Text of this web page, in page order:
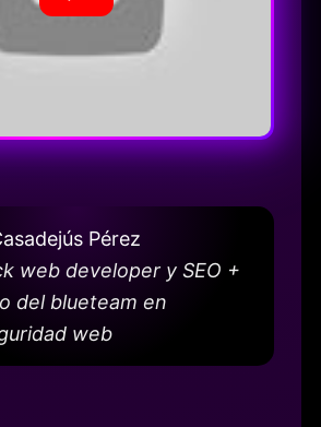
Pérez
web developer y SEO +
del blueteam en
web